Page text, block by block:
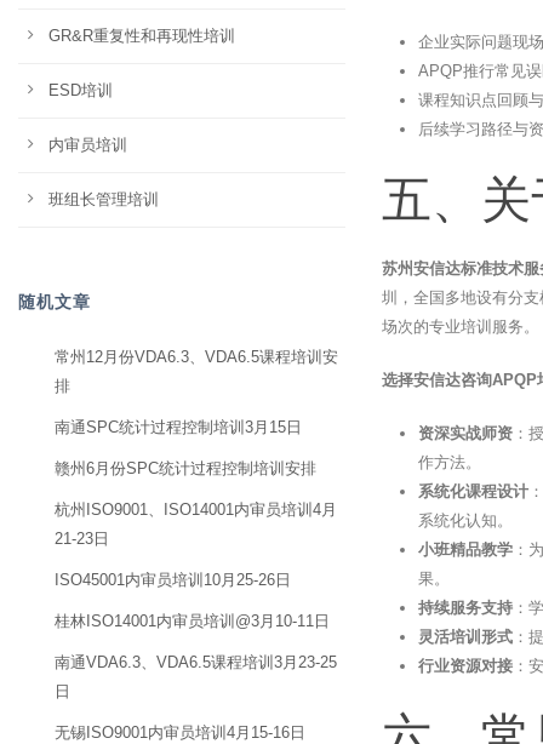
企业实际问题现
APQP推行常见
课程知识点回顾
后续学习路径与
五、
苏州安信达标准技术
圳，全国多地设有分
场次的专业培训服务。
选择安信达咨询APQP
资深实战师资 ：
作方法。
系统化课程设计
系统化认知。
小班精品教学 ：
果。
持续服务支持 ：
灵活培训形式 ：
行业资源对接 ：
GR&R重复性和再现性培训
ESD培训
内审员培训
班组长管理培训
随机文章
常州12月份VDA6.3、VDA6.5课程培训安
排
南通SPC统计过程控制培训3月15日
赣州6月份SPC统计过程控制培训安排
杭州ISO9001、ISO14001内审员培训4月
21-23日
ISO45001内审员培训10月25-26日
桂林ISO14001内审员培训@3月10-11日
南通VDA6.3、VDA6.5课程培训3月23-25
日
无锡ISO9001内审员培训4月15-16日